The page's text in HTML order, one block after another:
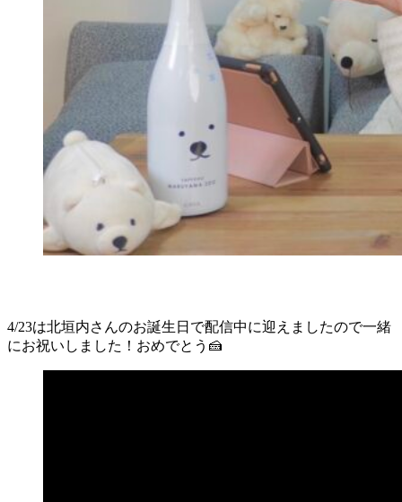
4/23は北垣内さんのお誕生日で配信中に迎えましたので一緒
にお祝いしました！おめでとう🍰